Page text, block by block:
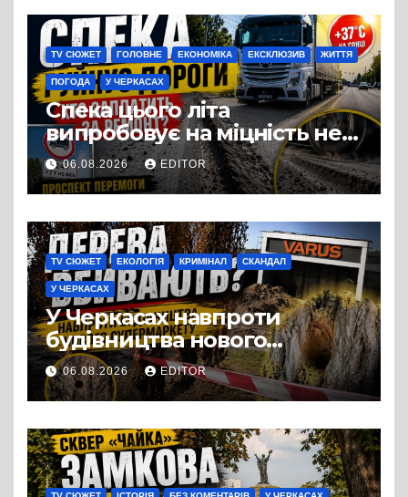
виробництвом м’яса птиці
TV СЮЖЕТ ГОЛОВНЕ ЕКОНОМІКА ЕКСКЛЮЗИВ ЖИТТЯ
ПОГОДА У ЧЕРКАСАХ
Спека цього літа
випробовує на міцність не
лише людей, а й дороги
Черкас
06.08.2026 EDITOR
TV СЮЖЕТ ЕКОЛОГІЯ КРИМІНАЛ СКАНДАЛ
У ЧЕРКАСАХ
У Черкасах навпроти
будівництва нового
супермаркету VARUS на
проспекті Перемоги всохли
дерева. І це навряд чи
можна назвати
випадковістю
06.08.2026 EDITOR